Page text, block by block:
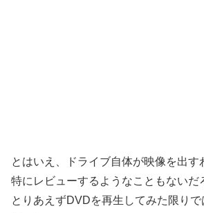
とはいえ、ドライブ自体が映像を出す
特にレビューするようなこともないだ
とりあえずDVDを再生してみた限り